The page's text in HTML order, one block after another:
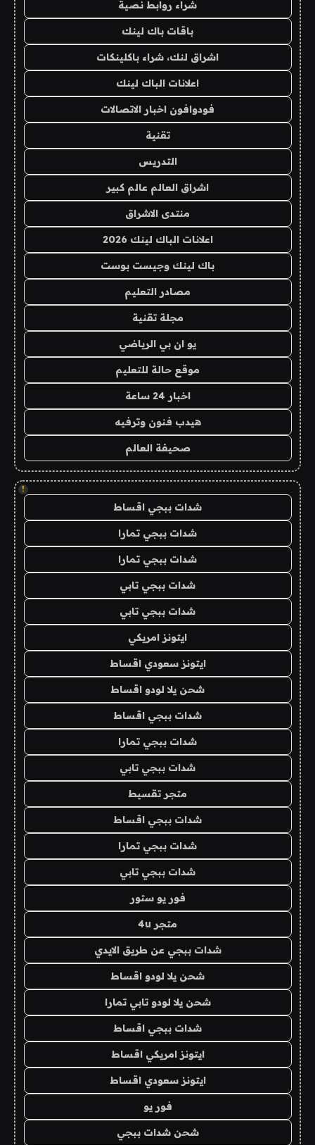
شراء روابط نصية
باقات باك لينك
اشراق لنك، شراء باكلينكات
اعلانات الباك لينك
فودوافون اخبار الاتصالات
تقنية
التدريس
اشراق العالم عالم كبير
منتدى الاشراق
اعلانات الباك لينك 2026
باك لينك وجيست بوست
مصادر التعليم
مجلة تقنية
يو ان بي الرياضي
موقع حالة للتعليم
اخبار 24 ساعة
هيدب فنون وترفيه
صحيفة العالم
!
شدات ببجي اقساط
شدات ببجي تمارا
شدات ببجي تمارا
شدات ببجي تابي
شدات ببجي تابي
ايتونز امريكي
ايتونز سعودي اقساط
شحن يلا لودو اقساط
شدات ببجي اقساط
شدات ببجي تمارا
شدات ببجي تابي
متجر تقسيط
شدات ببجي اقساط
شدات ببجي تمارا
شدات ببجي تابي
فور يو ستور
متجر 4u
شدات ببجي عن طريق الايدي
شحن يلا لودو اقساط
شحن يلا لودو تابي تمارا
شدات ببجي اقساط
ايتونز امريكي اقساط
ايتونز سعودي اقساط
فور يو
شحن شدات ببجي